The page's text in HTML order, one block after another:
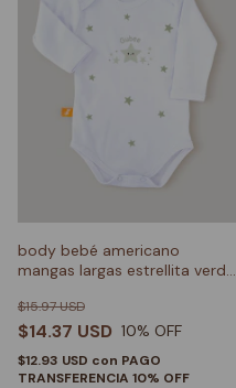
body bebé americano
mangas largas estrellita verde
$14.37 USD
$15.97 USD
10% OFF
$12.93 USD con PAGO
TRANSFERENCIA 10% OFF